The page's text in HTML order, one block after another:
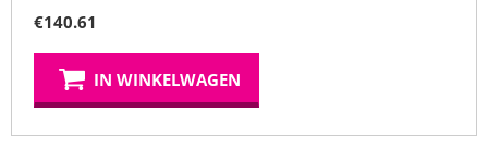
€140.61
IN WINKELWAGEN